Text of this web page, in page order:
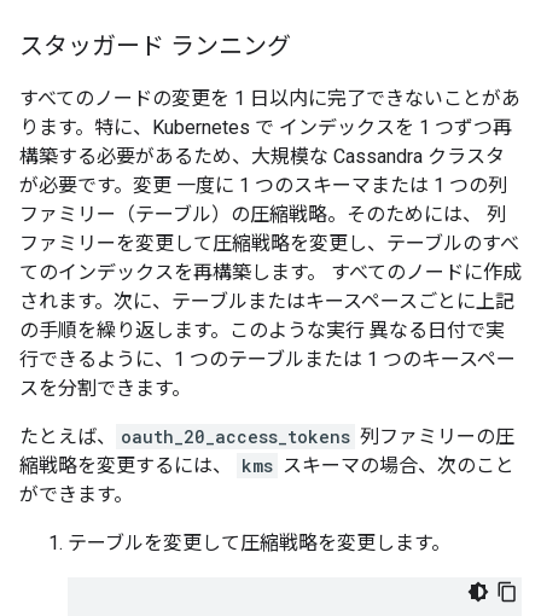
スタッガード ランニング
すべてのノードの変更を 1 日以内に完了できないことがあ
ります。特に、Kubernetes で インデックスを 1 つずつ再
構築する必要があるため、大規模な Cassandra クラスタ
が必要です。変更 一度に 1 つのスキーマまたは 1 つの列
ファミリー（テーブル）の圧縮戦略。そのためには、 列
ファミリーを変更して圧縮戦略を変更し、テーブルのすべ
てのインデックスを再構築します。 すべてのノードに作成
されます。次に、テーブルまたはキースペースごとに上記
の手順を繰り返します。このような実行 異なる日付で実
行できるように、1 つのテーブルまたは 1 つのキースペー
スを分割できます。
たとえば、 oauth_20_access_tokens 列ファミリーの圧
縮戦略を変更するには、
kms スキーマの場合、次のこと
ができます。
テーブルを変更して圧縮戦略を変更します。